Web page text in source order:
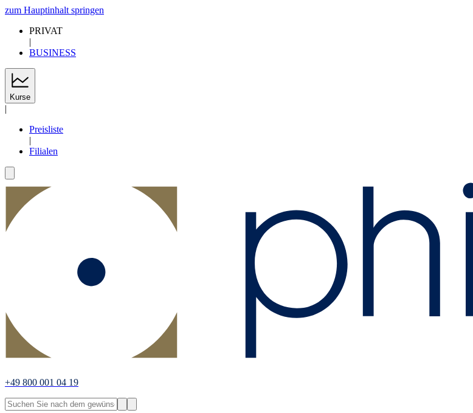
zum Hauptinhalt springen
PRIVAT
|
BUSINESS
Kurse
|
Preisliste
|
Filialen
+49 800 001 04 19